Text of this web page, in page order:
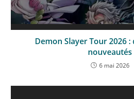
Demon Slayer Tour 2026
nouveautés
6 mai 2026